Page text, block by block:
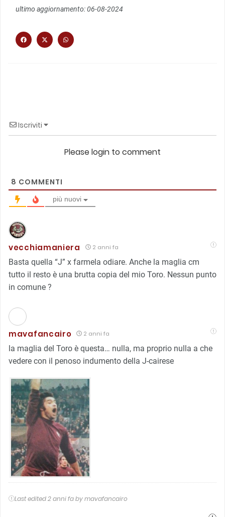
ultimo aggiornamento: 06-08-2024
Iscriviti
Please login to comment
8 COMMENTI
più nuovi
vecchiamaniera 2 anni fa
Basta quella “J” x farmela odiare. Anche la maglia cm
tutto il resto è una brutta copia del mio Toro. Nessun punto
in comune ?️
mavafancairo 2 anni fa
la maglia del Toro è questa… nulla, ma proprio nulla a che
vedere con il penoso indumento della J-cairese
Last edited 2 anni fa by mavafancairo